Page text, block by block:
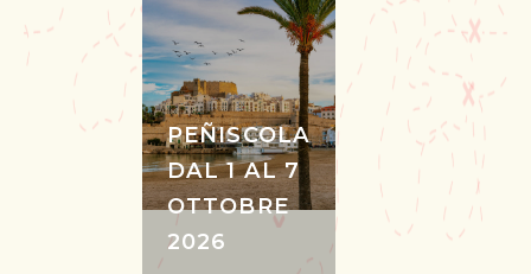
PEÑISCOLA
DAL 1 AL 7
OTTOBRE
2026